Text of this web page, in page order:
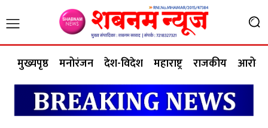
मुख्यपृष्ठ मनोरंजन देश-विदेश महाराष्ट्र राजकीय आरोग्य